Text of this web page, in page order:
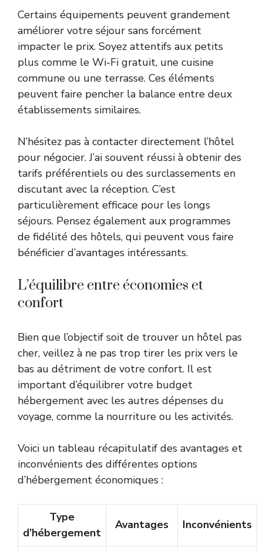
Certains équipements peuvent grandement
améliorer votre séjour sans forcément
impacter le prix. Soyez attentifs aux petits
plus comme le Wi-Fi gratuit, une cuisine
commune ou une terrasse. Ces éléments
peuvent faire pencher la balance entre deux
établissements similaires.
N’hésitez pas à contacter directement l’hôtel
pour négocier. J’ai souvent réussi à obtenir des
tarifs préférentiels ou des surclassements en
discutant avec la réception. C’est
particulièrement efficace pour les longs
séjours. Pensez également aux programmes
de fidélité des hôtels, qui peuvent vous faire
bénéficier d’avantages intéressants.
L’équilibre entre économies et
confort
Bien que l’objectif soit de trouver un hôtel pas
cher, veillez à ne pas trop tirer les prix vers le
bas au détriment de votre confort. Il est
important d’équilibrer votre budget
hébergement avec les autres dépenses du
voyage, comme la nourriture ou les activités.
Voici un tableau récapitulatif des avantages et
inconvénients des différentes options
d’hébergement économiques :
Type
d’hébergement
Avantages Inconvénients